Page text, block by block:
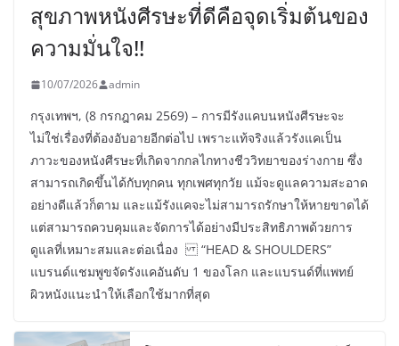
สุขภาพหนังศีรษะที่ดีคือจุดเริ่มต้นของ
ความมั่นใจ!!
10/07/2026 admin
กรุงเทพฯ, (8 กรกฎาคม 2569) – การมีรังแคบนหนังศีรษะจะ
ไม่ใช่เรื่องที่ต้องอับอายอีกต่อไป เพราะแท้จริงแล้วรังแคเป็น
ภาวะของหนังศีรษะที่เกิดจากกลไกทางชีววิทยาของร่างกาย ซึ่ง
สามารถเกิดขึ้นได้กับทุกคน ทุกเพศทุกวัย แม้จะดูแลความสะอาด
อย่างดีแล้วก็ตาม และแม้รังแคจะไม่สามารถรักษาให้หายขาดได้
แต่สามารถควบคุมและจัดการได้อย่างมีประสิทธิภาพด้วยการ
ดูแลที่เหมาะสมและต่อเนื่อง “HEAD & SHOULDERS”
แบรนด์แชมพูขจัดรังแคอันดับ 1 ของโลก และแบรนด์ที่แพทย์
ผิวหนังแนะนำให้เลือกใช้มากที่สุด